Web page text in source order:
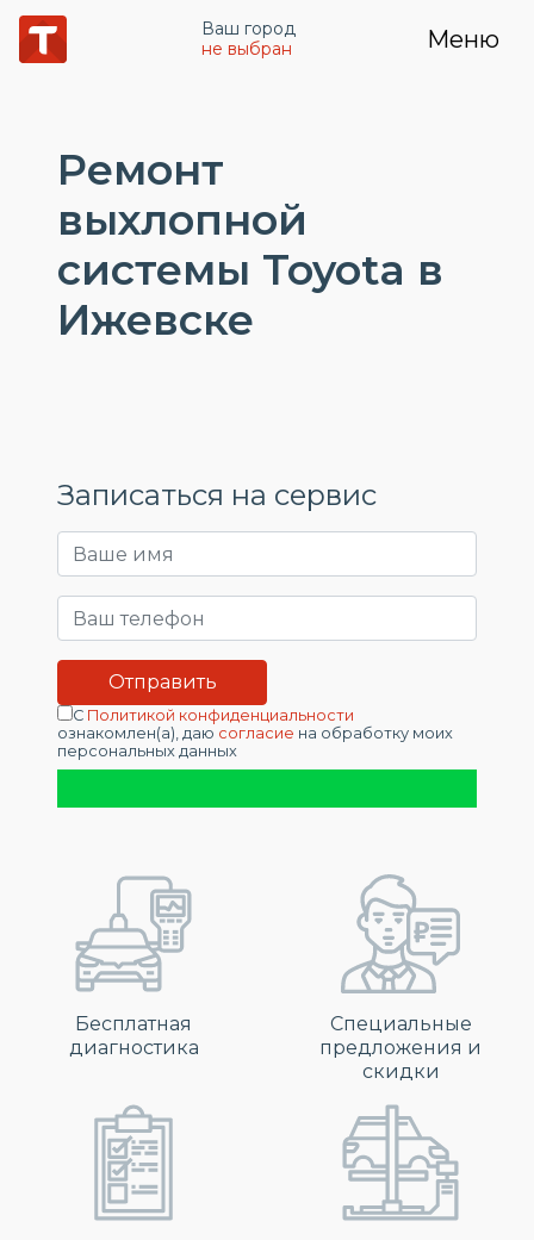
Ваш город
не выбран
Меню
Ремонт
выхлопной
системы Toyota в
Ижевске
Записаться на сервис
С Политикой конфиденциальности
ознакомлен(а), даю согласие на обработку моих
персональных данных
Бесплатная
диагностика
Специальные
предложения и
скидки